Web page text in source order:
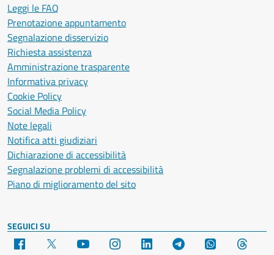
Leggi le FAQ
Prenotazione appuntamento
Segnalazione disservizio
Richiesta assistenza
Amministrazione trasparente
Informativa privacy
Cookie Policy
Social Media Policy
Note legali
Notifica atti giudiziari
Dichiarazione di accessibilità
Segnalazione problemi di accessibilità
Piano di miglioramento del sito
SEGUICI SU
Facebook YouTube Instagram LinkedIn Telegram WhatsApp